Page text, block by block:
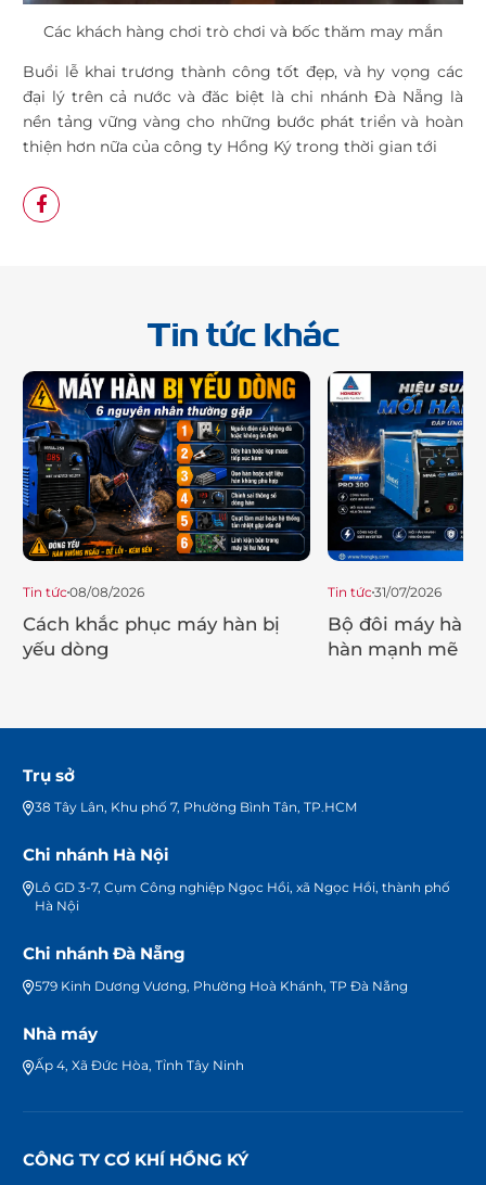
Các khách hàng chơi trò chơi và bốc thăm may mắn
Buổi lễ khai trương thành công tốt đẹp, và hy vọng các
đại lý trên cả nước và đăc biệt là chi nhánh Đà Nẵng là
nền tảng vững vàng cho những bước phát triển và hoàn
thiện hơn nữa của công ty Hồng Ký trong thời gian tới
Tin tức khác
Tin tức08/08/2026
Cách khắc phục máy hàn bị
yếu dòng
Tin tức31/07/2026
Bộ đôi máy hàn
hàn mạnh mẽ
Trụ sở
38 Tây Lân, Khu phố 7, Phường Bình Tân, TP.HCM
Chi nhánh Hà Nội
Lô GD 3-7, Cụm Công nghiệp Ngọc Hồi, xã Ngọc Hồi, thành phố
Hà Nội
Chi nhánh Đà Nẵng
579 Kinh Dương Vương, Phường Hoà Khánh, TP Đà Nẵng
Nhà máy
Ấp 4, Xã Đức Hòa, Tỉnh Tây Ninh
CÔNG TY CƠ KHÍ HỒNG KÝ